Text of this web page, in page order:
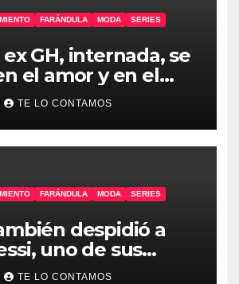
FARÁNDULA MODA
SERIES
GH, internada, se
el amor y en el
TE LO CONTAMOS
FARÁNDULA MODA
SERIES
despidió a
uno de sus
TE LO CONTAMOS